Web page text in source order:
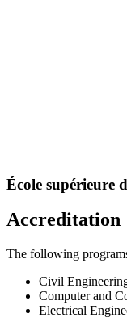
École supérieure
Accreditation
The following
Civil
Computer and
Electrical